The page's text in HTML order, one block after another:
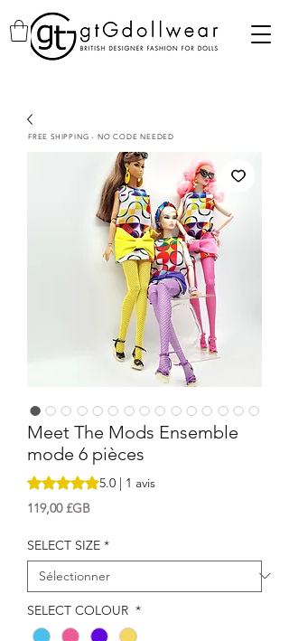
Meet The Mods Ensemble
mode 6 pièces
La note est de 5.0 sur cinq étoiles selon 1
5.0 | 1 avis
119,00 £GBPrix
SELECT SIZE *
SELECT COLOUR *
FREE SHIPPING - NO CODE NEEDED